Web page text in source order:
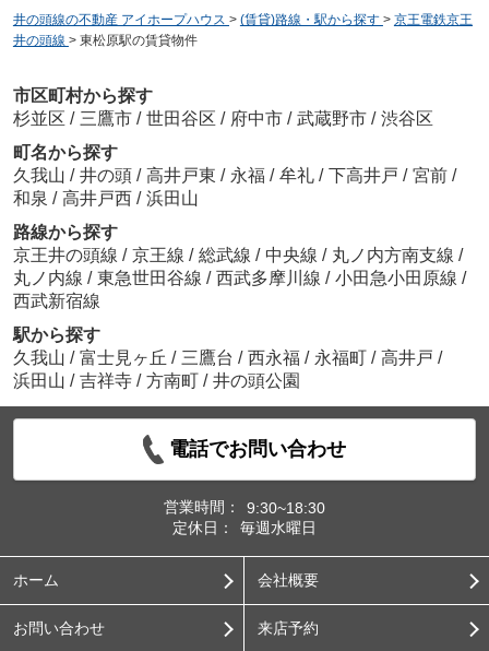
井の頭線の不動産 アイホープハウス > (賃貸)路線・駅から探す > 京王電鉄京王
井の頭線 > 東松原駅の賃貸物件
市区町村から探す
杉並区 / 三鷹市 / 世田谷区 / 府中市 / 武蔵野市 / 渋谷区
町名から探す
久我山 / 井の頭 / 高井戸東 / 永福 / 牟礼 / 下高井戸 / 宮前 /
和泉 / 高井戸西 / 浜田山
路線から探す
京王井の頭線 / 京王線 / 総武線 / 中央線 / 丸ノ内方南支線 /
丸ノ内線 / 東急世田谷線 / 西武多摩川線 / 小田急小田原線 /
西武新宿線
駅から探す
久我山 / 富士見ヶ丘 / 三鷹台 / 西永福 / 永福町 / 高井戸 /
浜田山 / 吉祥寺 / 方南町 / 井の頭公園
電話でお問い合わせ
営業時間：
9:30~18:30
定休日：
毎週水曜日
ホーム 会社概要
お問い合わせ 来店予約